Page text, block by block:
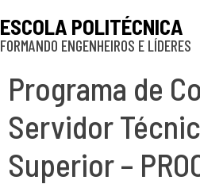
ESCOLA POLITÉCNICA
FORMANDO ENGENHEIROS E LÍDERES
Programa de
Servidor
Superior –